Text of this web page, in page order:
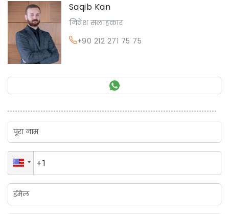
Saqib Kan
निवेश सलाहकार
+90 212 271 75 75